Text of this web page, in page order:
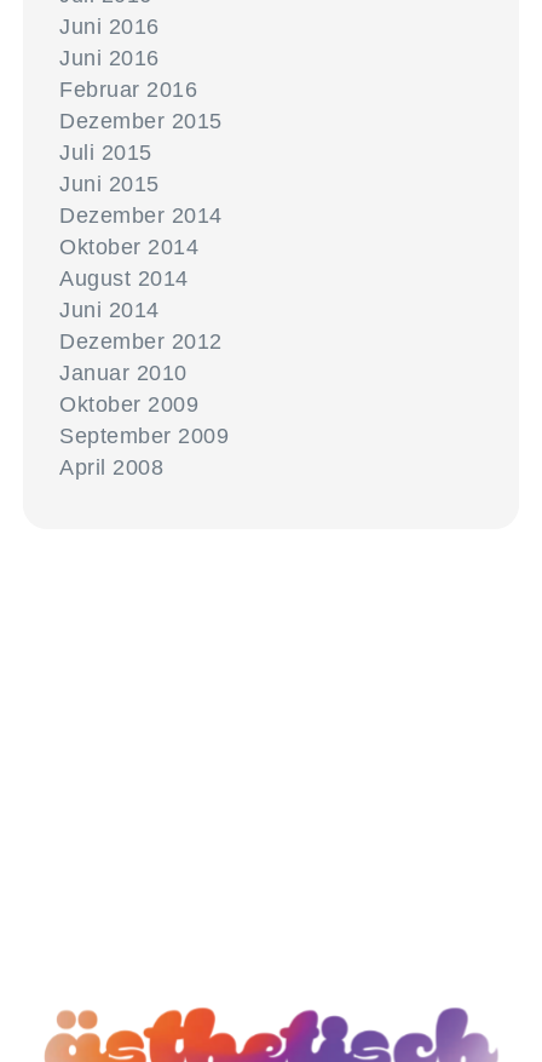
Juni 2016
Juni 2016
Februar 2016
Dezember 2015
Juli 2015
Juni 2015
Dezember 2014
Oktober 2014
August 2014
Juni 2014
Dezember 2012
Januar 2010
Oktober 2009
September 2009
April 2008